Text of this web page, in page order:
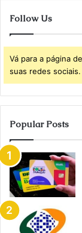
Follow Us
Vá para a página
suas redes sociais.
Popular Posts